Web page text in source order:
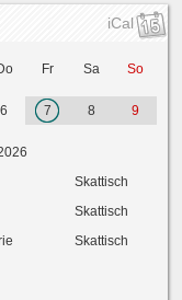
iCal
Fr Sa So
6 7 8 9
Skattisch
Skattisch
Skattisch